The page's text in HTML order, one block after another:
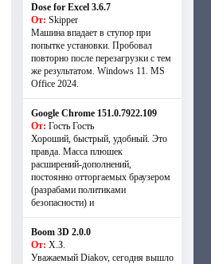
Dose for Excel 3.6.7
От: Skipper
Машина впадает в ступор при
попытке установки. Пробовал
повторно после перезагрузки с тем
же результатом. Windows 11. MS
Offiсe 2024.
Google Chrome 151.0.7922.109
От: Гость Гость
Хороший, быстрый, удобный. Это
правда. Масса плюшек
расширений-дополнений,
постоянно отторгаемых браузером
(разрабами политиками
безопасности) и
Boom 3D 2.0.0
От: Х.З.
Уважаемый Diakov, сегодня вышло